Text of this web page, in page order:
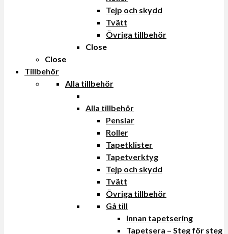
Tejp och skydd
Tvätt
Övriga tillbehör
Close
Close
Tillbehör
Alla tillbehör
Alla tillbehör
Penslar
Roller
Tapetklister
Tapetverktyg
Tejp och skydd
Tvätt
Övriga tillbehör
Gå till
Innan tapetsering
Tapetsera – Steg för steg